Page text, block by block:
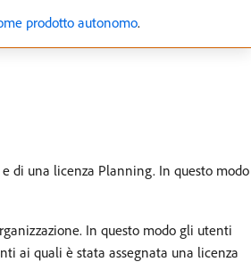
prodotto autonomo.
di una licenza Planning. In questo modo
In questo modo gli utenti
ai quali è stata assegnata una licenza